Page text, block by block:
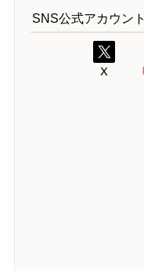
SNS公式アカウント